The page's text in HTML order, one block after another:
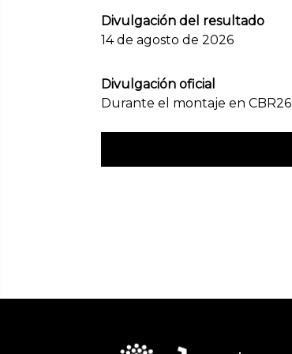
Divulgación del resultado
14 de agosto de 2026
Divulgación oficial
Durante el montaje en CBR26